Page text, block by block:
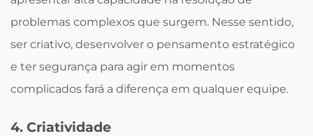
problemas complexos que surgem. Nesse sentido,
ser criativo, desenvolver o pensamento estratégico
e ter segurança para agir em momentos
complicados fará a diferença em qualquer equipe.
4. Criatividade